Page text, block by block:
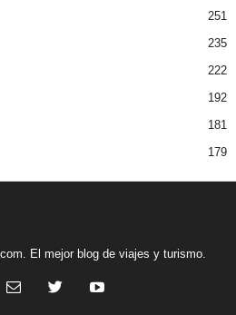
251
235
222
192
181
179
El mejor blog de viajes y turismo.